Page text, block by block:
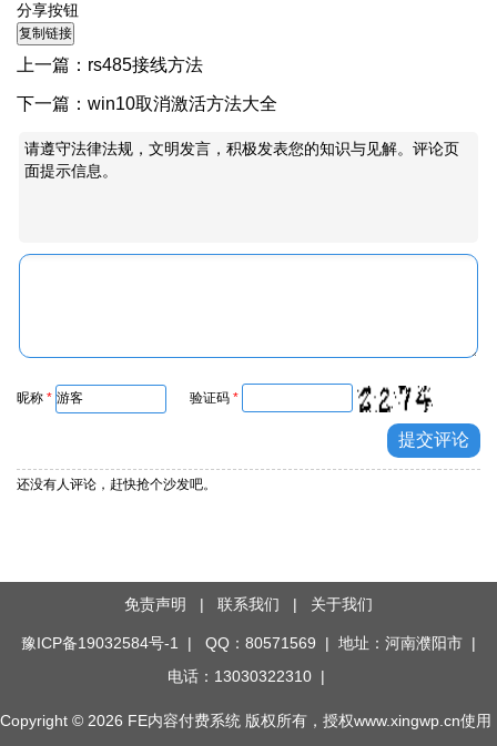
分享按钮
上一篇： rs485接线方法
下一篇： win10取消激活方法大全
请遵守法律法规，文明发言，积极发表您的知识与见解。评论页
面提示信息。
昵称 * 验证码 *
还没有人评论，赶快抢个沙发吧。
免责声明 | 联系我们 | 关于我们
豫ICP备19032584号-1
| QQ：80571569 | 地址：河南濮阳市 |
电话：13030322310 |
Copyright © 2026 FE内容付费系统 版权所有，授权www.xingwp.cn使用